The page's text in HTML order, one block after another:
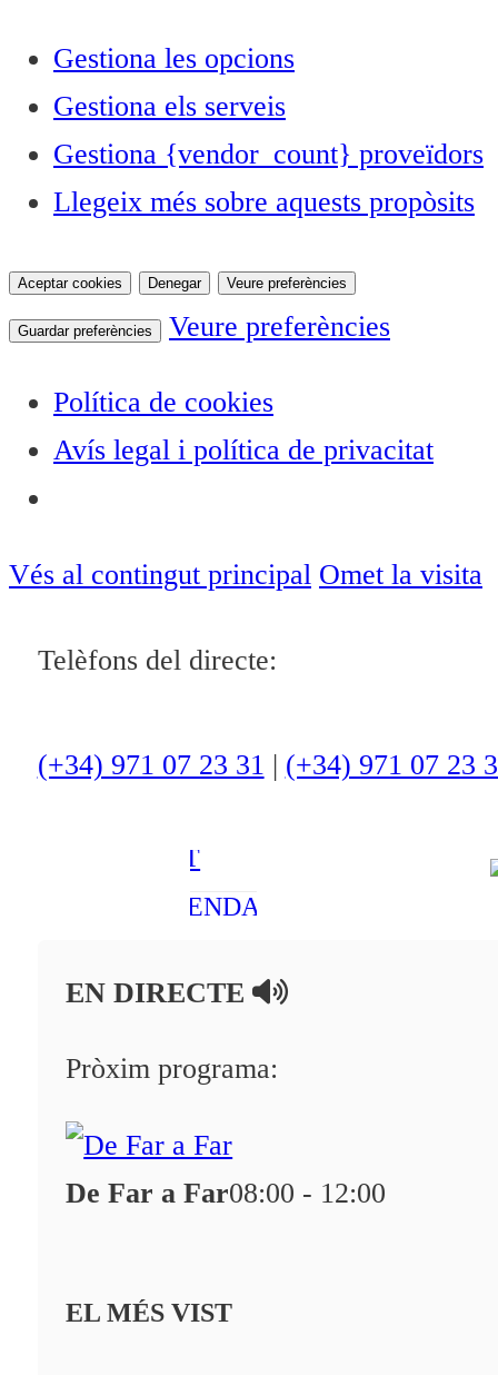
Gestiona les opcions
Gestiona els serveis
Gestiona {vendor_count} proveïdors
Llegeix més sobre aquests propòsits
Aceptar cookies Denegar Veure preferències
Guardar preferències Veure preferències
Política de cookies
Avís legal i política de privacitat
Vés al contingut principal Omet la visita
Telèfons del directe:
(+34) 971 07 23 31 | (+34) 971 07 23
ACTUALITAT
OCI
ENTREVISTES
AMBIENT
AGENDA
A la Carta
Programació
Fes-te'n soci!
EN DIRECTE
Pròxim programa:
De Far a Far08:00 - 12:00
EL MÉS VIST